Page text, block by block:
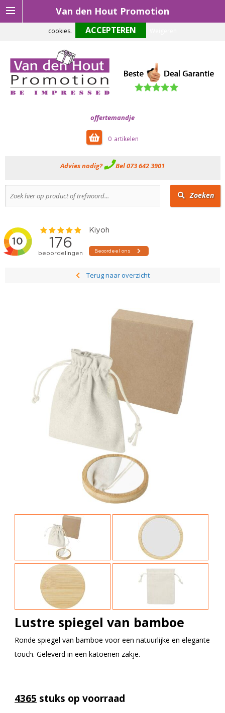
Van den Hout Promotion
offertemandje
0
Advies nodig? Bel 073 642 3901
Zoeken
Terug naar overzicht
Lustre spiegel van bamboe
Ronde spiegel van bamboe voor een natuurlijke en elegante
touch. Geleverd in een katoenen zakje.
4365 stuks op voorraad
Om onze website optimaal te laten functioneren maken wij gebruik van
cookies.